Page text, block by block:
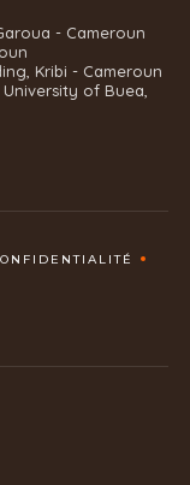
- Cameroun
Kribi - Cameroun
of Buea,